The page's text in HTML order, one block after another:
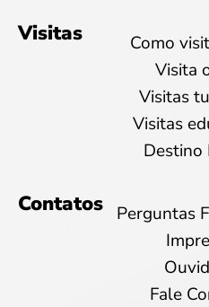
Visitas
Como
Visita
Visitas
Visitas
Destino
Contatos
Perguntas
Fale